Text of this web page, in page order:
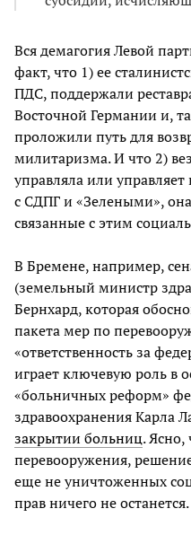
Вся демагогия Левой
факт, что 1) ее
ПДС, поддержали
Восточной Германии и,
проложили путь для
милитаризма. И что 2)
управляла или
с СДПГ и «Зелеными»,
связанные с этим
В Бремене, например,
(земельный министр
Бернхард, которая
пакета мер по
«ответственность за
играет ключевую роль в
«больничных реформ»
здравоохранения Карла
закрытии больниц. Ясно,
перевооружения,
еще не уничтоженных
прав ничего не останется.